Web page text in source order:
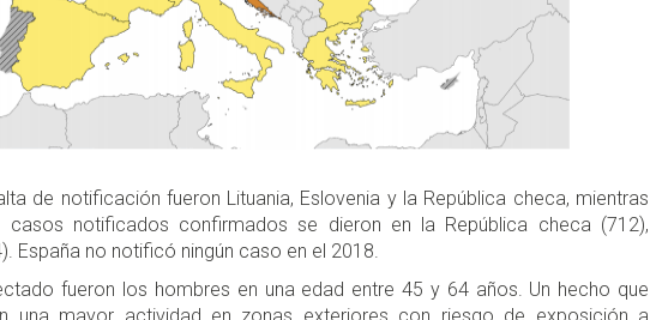
de notificación fueron Lituania, Eslovenia y la República checa, mientras
notificados confirmados se dieron en la República checa (712),
España no notificó ningún caso en el 2018.
fueron los hombres en una edad entre 45 y 64 años. Un hecho que